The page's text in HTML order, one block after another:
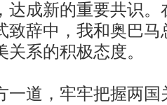
达成新的重要共识。
致辞中，我和奥巴马
系的积极态度。
道，牢牢把握两国